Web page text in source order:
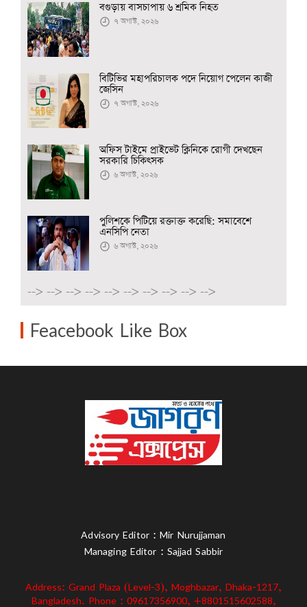
বগুড়ায় বাসচাপায় ৬ শ্রমিক নিহত
৭ অগাস্ট, ২০২৬
বিটিভির মহাপরিচালক পদে নিয়োগ পেলেন কাজী
জেসিন
৭ অগাস্ট, ২০২৬
অফিস টাইমে প্রাইভেট ক্লিনিকে রোগী দেখছেন
সরকারি চিকিৎসক
৬ অগাস্ট, ২০২৬
পুলিশকে পিটিয়ে রক্তাক্ত করেছি: সমাবেশে
এনসিপি নেতা
৬ অগাস্ট, ২০২৬
--> --> --> --> --> --> --> --> --> -->
Feacebook Like Box
Advisory Editor : Mir Nurujjaman
Managing Editor : Sajjad Sabbir
Address: Grand Plaza (Level-3), Moghbazar, Dhaka-1217,
Bangladesh. Phone : 09617356900, +8801515602588,